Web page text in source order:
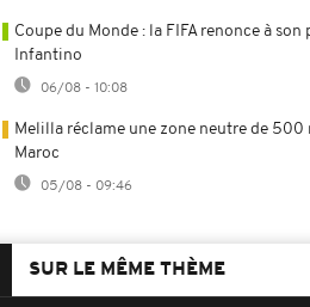
Coupe du Monde : la FIFA renonce à
Infantino
06/08 - 10:08
Melilla réclame une zone neutre de 500
Maroc
05/08 - 09:46
SUR LE MÊME THÈME